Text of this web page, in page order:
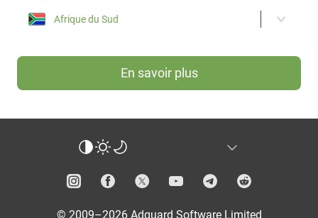
Afrique du Sud
En savoir plus
© 2009–2026 Adguard Software Limited